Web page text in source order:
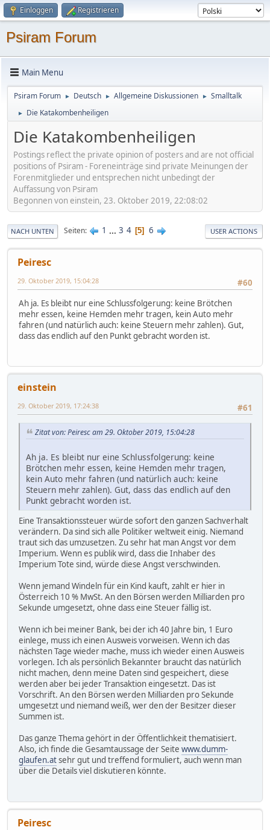
Einloggen Registrieren
Psiram Forum
Main Menu
Psiram Forum ► Deutsch ► Allgemeine Diskussionen ► Smalltalk
► Die Katakombenheiligen
Die Katakombenheiligen
Postings reflect the private opinion of posters and are not official
positions of Psiram - Foreneinträge sind private Meinungen der
Forenmitglieder und entsprechen nicht unbedingt der
Auffassung von Psiram
Begonnen von einstein, 23. Oktober 2019, 22:08:02
NACH UNTEN Seiten 1 ... 3 4 5 6 USER ACTIONS
Peiresc
#60
29. Oktober 2019, 15:04:28
Ah ja. Es bleibt nur eine Schlussfolgerung: keine Brötchen
mehr essen, keine Hemden mehr tragen, kein Auto mehr
fahren (und natürlich auch: keine Steuern mehr zahlen). Gut,
dass das endlich auf den Punkt gebracht worden ist.
einstein
#61
29. Oktober 2019, 17:24:38
Zitat von: Peiresc am 29. Oktober 2019, 15:04:28
Ah ja. Es bleibt nur eine Schlussfolgerung: keine
Brötchen mehr essen, keine Hemden mehr tragen,
kein Auto mehr fahren (und natürlich auch: keine
Steuern mehr zahlen). Gut, dass das endlich auf den
Punkt gebracht worden ist.
Eine Transaktionssteuer würde sofort den ganzen Sachverhalt
verändern. Da sind sich alle Politiker weltweit einig. Niemand
traut sich das umzusetzen. Zu sehr hat man Angst vor dem
Imperium. Wenn es publik wird, dass die Inhaber des
Imperium Tote sind, würde diese Angst verschwinden.
Wenn jemand Windeln für ein Kind kauft, zahlt er hier in
Österreich 10 % MwSt. An den Börsen werden Milliarden pro
Sekunde umgesetzt, ohne dass eine Steuer fällig ist.
Wenn ich bei meiner Bank, bei der ich 40 Jahre bin, 1 Euro
einlege, muss ich einen Ausweis vorweisen. Wenn ich das
nächsten Tage wieder mache, muss ich wieder einen Ausweis
vorlegen. Ich als persönlich Bekannter braucht das natürlich
nicht machen, denn meine Daten sind gespeichert, diese
werden aber bei jeder Transaktion eingesetzt. Das ist
Vorschrift. An den Börsen werden Milliarden pro Sekunde
umgesetzt und niemand weiß, wer den der Besitzer dieser
Summen ist.
Das ganze Thema gehört in der Öffentlichkeit thematisiert.
Also, ich finde die Gesamtaussage der Seite www.dumm-
glaufen.atsehr gut und treffend formuliert, auch wenn man
über die Details viel diskutieren könnte.
Peiresc